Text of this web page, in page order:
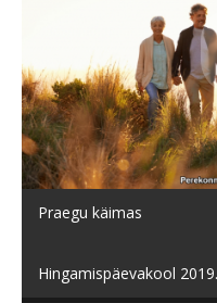
Praegu käimas